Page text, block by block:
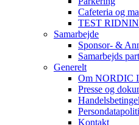
Cafeteria og
TEST
Samarbejde
Sponsor- &
Samarbejds
Generelt
Om NORDIC
Presse og
Kontakt